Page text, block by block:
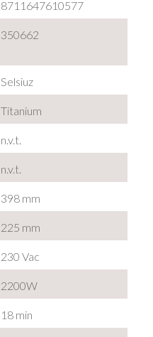
8711647610577
350662
Selsiuz
Titanium
n.v.t.
n.v.t.
398 mm
225 mm
230 Vac
2200W
18 min